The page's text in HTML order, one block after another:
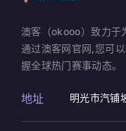
澳客（okooo）致力于
通过澳客网官网,您可
握全球热门赛事动态。
地址 明光市汽铺